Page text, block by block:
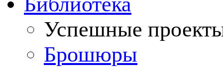
Успешные
Брошюры